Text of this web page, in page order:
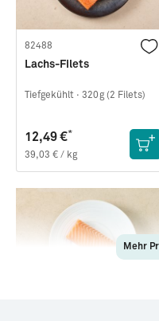
82488
Lachs-Filets
Tiefgekühlt · 320g (2 Filets)
12,49 €*
39,03 € / kg
Mehr